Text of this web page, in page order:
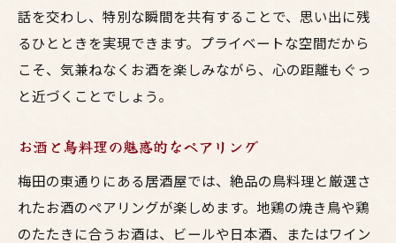
話を交わし、特別な瞬間を共有することで、思い出に残
るひとときを実現できます。プライベートな空間だから
こそ、気兼ねなくお酒を楽しみながら、心の距離もぐっ
と近づくことでしょう。
お酒と鳥料理の魅惑的なペアリング
梅田の東通りにある居酒屋では、絶品の鳥料理と厳選さ
れたお酒のペアリングが楽しめます。地鶏の焼き鳥や鶏
のたたきに合うお酒は、ビールや日本酒、またはワイン